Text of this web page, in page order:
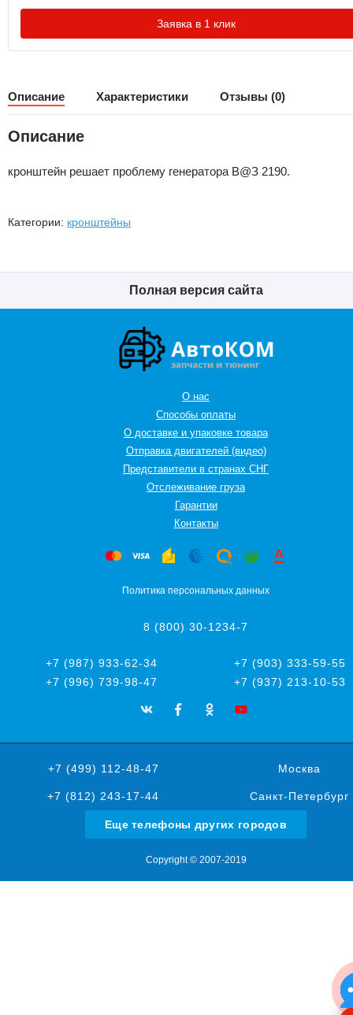
Заявка в 1 клик
Описание Характеристики Отзывы (0)
Описание
кронштейн решает проблему генератора В@З 2190.
Категории: кронштейны
Полная версия сайта
О нас
Способы оплаты
О доставке и упаковке товара
Отправка двигателей (видео)
Представители в странах СНГ
Oтслеживание груза
Гарантии
Контакты
Политика персональных данных
8 (800) 30-1234-7
+7 (987) 933-62-34
+7 (903) 333-59-55
+7 (996) 739-98-47
+7 (937) 213-10-53
+7 (499) 112-48-47 Москва
+7 (812) 243-17-44 Санкт-Петербург
Еще телефоны других городов
Copyright © 2007-2019